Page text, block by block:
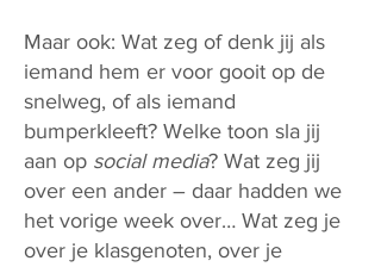
Maar ook: Wat zeg of denk jij als
iemand hem er voor gooit op de
snelweg, of als iemand
bumperkleeft? Welke toon sla jij
aan op social media? Wat zeg jij
over een ander – daar hadden we
het vorige week over… Wat zeg je
over je klasgenoten, over je